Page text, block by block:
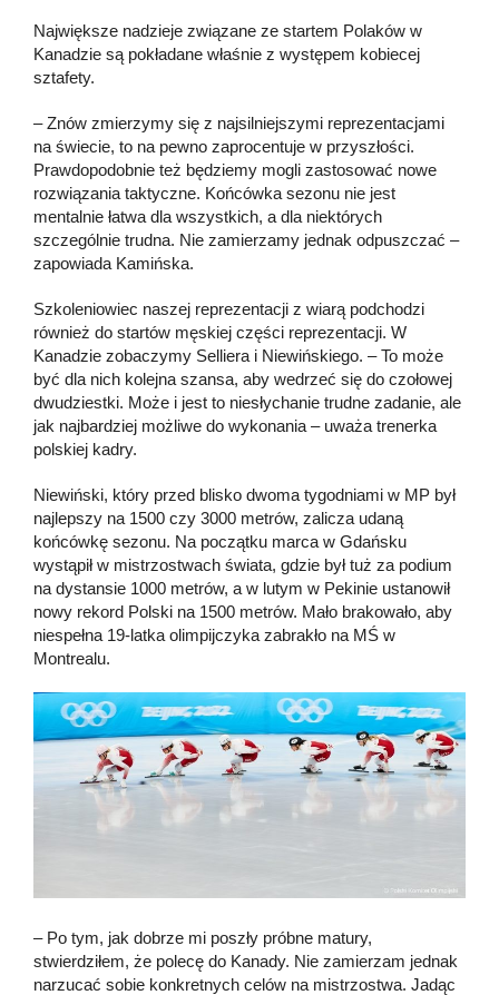
Największe nadzieje związane ze startem Polaków w
Kanadzie są pokładane właśnie z występem kobiecej
sztafety.
– Znów zmierzymy się z najsilniejszymi reprezentacjami
na świecie, to na pewno zaprocentuje w przyszłości.
Prawdopodobnie też będziemy mogli zastosować nowe
rozwiązania taktyczne. Końcówka sezonu nie jest
mentalnie łatwa dla wszystkich, a dla niektórych
szczególnie trudna. Nie zamierzamy jednak odpuszczać –
zapowiada Kamińska.
Szkoleniowiec naszej reprezentacji z wiarą podchodzi
również do startów męskiej części reprezentacji. W
Kanadzie zobaczymy Selliera i Niewińskiego. – To może
być dla nich kolejna szansa, aby wedrzeć się do czołowej
dwudziestki. Może i jest to niesłychanie trudne zadanie, ale
jak najbardziej możliwe do wykonania – uważa trenerka
polskiej kadry.
Niewiński, który przed blisko dwoma tygodniami w MP był
najlepszy na 1500 czy 3000 metrów, zalicza udaną
końcówkę sezonu. Na początku marca w Gdańsku
wystąpił w mistrzostwach świata, gdzie był tuż za podium
na dystansie 1000 metrów, a w lutym w Pekinie ustanowił
nowy rekord Polski na 1500 metrów. Mało brakowało, aby
niespełna 19-latka olimpijczyka zabrakło na MŚ w
Montrealu.
– Po tym, jak dobrze mi poszły próbne matury,
stwierdziłem, że polecę do Kanady. Nie zamierzam jednak
narzucać sobie konkretnych celów na mistrzostwa. Jadąc